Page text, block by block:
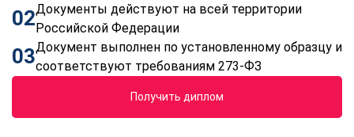
02Документы действуют на всей территории
Российской Федерации
03Документ выполнен по установленному образцу и
соответствуют требованиям 273-ФЗ
Получить диплом